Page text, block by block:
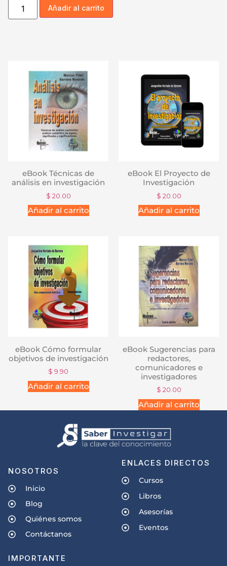
Añadir al carrito
eBook Técnicas de
análisis en investigación
$ 20.00
Añadir al carrito
eBook El Proyecto de
Investigación
$ 20.00
Añadir al carrito
eBook Cómo formular
objetivos de investigación
$ 9.90
Añadir al carrito
eBook Sugerencias para
redactores,
comunicadores e
investigadores
$ 20.00
Añadir al carrito
NOSOTROS
Inicio
Blog
Quiénes somos
Contáctanos
ENLACES DIRECTOS
Cursos
Libros
Asesorías
Eventos
IMPORTANTE